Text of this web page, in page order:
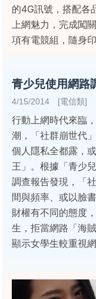
的4G訊號，搭配各
上網魅力，完成闖
項有電競組，隨身
青少兒使用網路
4/15/2014 [電信類]
行動上網時代來臨
潮，「社群崩世代
個人隱私全都露，
王」。根據「青少
調查報告發現，「
間與頻率、或以臉
財權有不同的態度
生，拒當網路「海
顯示女學生較重視